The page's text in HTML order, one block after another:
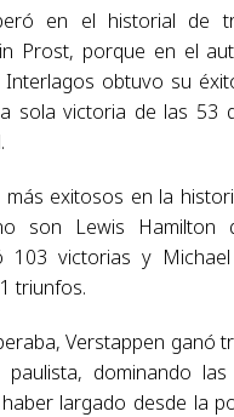
en el historial de
Prost, porque en el
Interlagos obtuvo su
sola victoria de las 53
exitosos en la
son Lewis Hamilton
103 victorias y Michael
triunfos.
Verstappen ganó
dominando
largado desde la